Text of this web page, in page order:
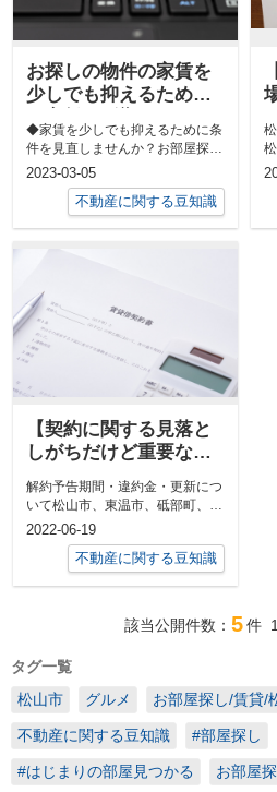
お探しの物件の家賃を
少しでも抑えるために
うな項目～
◆家賃を少しでも抑えるために条
件を見直しませんか？お部屋探し
に妥協は付きものです。希望の条
件で検索し...
2023-03-05
不動産に関する豆知識
【契約に関する見落と
しがちだけど重要なこ
約金・更新について
解約予告期間・違約金・更新につ
いて松山市、東温市、砥部町、伊
予市、松前町のお部屋探し大洲
市、内子町、...
2022-06-19
不動産に関する豆知識
該当公開件数： 5件
タグ一覧
松山市
グルメ お部屋探し/賃貸/
不動産に関する豆知識 #部屋探し
#はじまりの部屋見つかる お部屋